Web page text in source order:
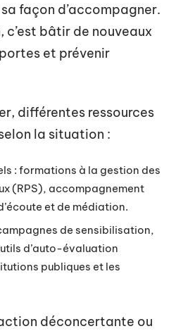
façon d’accompagner.
c’est bâtir de nouveaux
et prévenir
différentes ressources
la situation :
: formations à la gestion des
(RPS), accompagnement
et de médiation.
de sensibilisation,
d’auto-évaluation
publiques et les
déconcertante ou